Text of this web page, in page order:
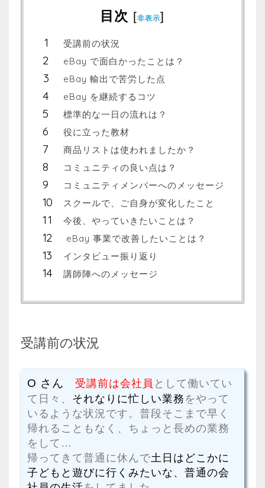
目次 [非表示]
受講前の状況
eBay で面白かったことは？
eBay 輸出で苦労した点
eBay を継続するコツ
標準的な一日の流れは？
役に立った教材
商品リストは使われましたか？
コミュニティの良い点は？
コミュニティメンバーへのメッセージ
スクールで、ご自身が変化したこと
今後、やっていきたいことは？
eBay 事業で改善したいことは？
インタビュー振り返り
講師陣へのメッセージ
受講前の状況
O さん 受講前は会社員 として働いてい
て日々、 それなりに忙しい業務をやって
いるような状況です。普段そこまで早く
帰れることもなく、ちょっと長めの業務
をして…
帰ってきて普通に休んで土日はどこかに
子どもと遊びに行くみたいな、普通の会